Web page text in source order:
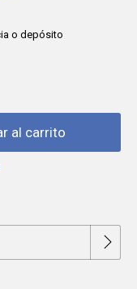
o depósito